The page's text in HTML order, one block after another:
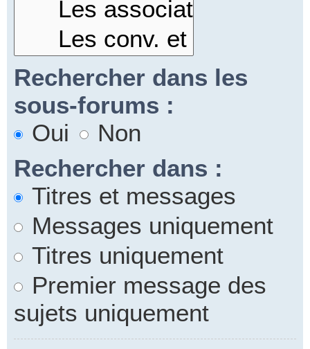
Rechercher dans les
sous-forums :
Oui
Non
Rechercher dans :
Titres et messages
Messages uniquement
Titres uniquement
Premier message des
sujets uniquement